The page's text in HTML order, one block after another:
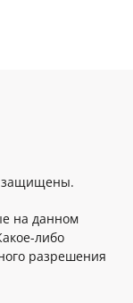
защищены.
на данном
либо
разрешения